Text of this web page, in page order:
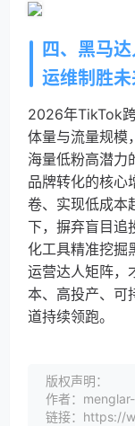
四、黑马
运维制胜
2026年TikTok
体量与流量规模
海量低粉高潜力
品牌转化的核心
卷、实现低成本
下，摒弃盲目追
化工具精准挖掘
运营达人矩阵，
本、高投产、可
道持续领跑。
版权声明：
作者：
链接：https://